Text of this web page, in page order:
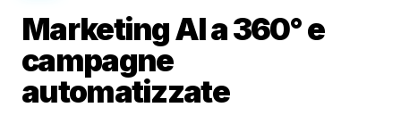
Marketing AI a 360° e
campagne
automatizzate